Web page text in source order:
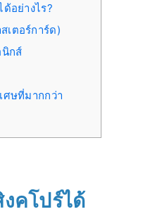
อย่างไร?
เตอร์การ์ด)
นิกส์
ศษที่มากกว่า
คโปร์ได้